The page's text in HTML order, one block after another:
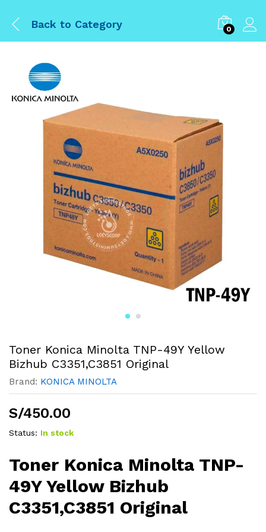
Back to Category 0
Toner Konica Minolta TNP-49Y Yellow
Bizhub C3351,C3851 Original
Brand: KONICA MINOLTA
S/450.00
Status: In stock
Toner Konica Minolta TNP-
49Y Yellow Bizhub
C3351,C3851 Original